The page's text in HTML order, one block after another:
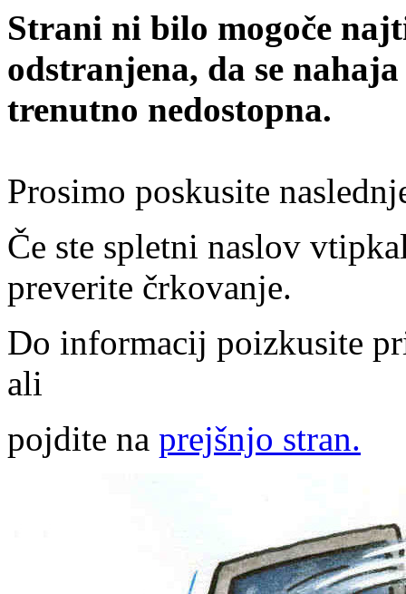
Strani ni bilo mogoče
odstranjena, da se
trenutno nedostopna.
Prosimo poskusite
Če ste spletni naslov
preverite črkovanje.
Do informacij poizkusite
ali
pojdite na prejšnjo stran.